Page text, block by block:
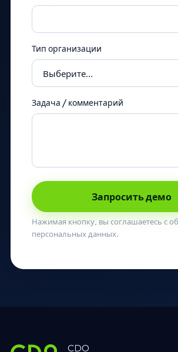
Тип организации
Задача / комментарий
Запросить демо
Нажимая кнопку, вы соглашаетесь с
персональных данных.